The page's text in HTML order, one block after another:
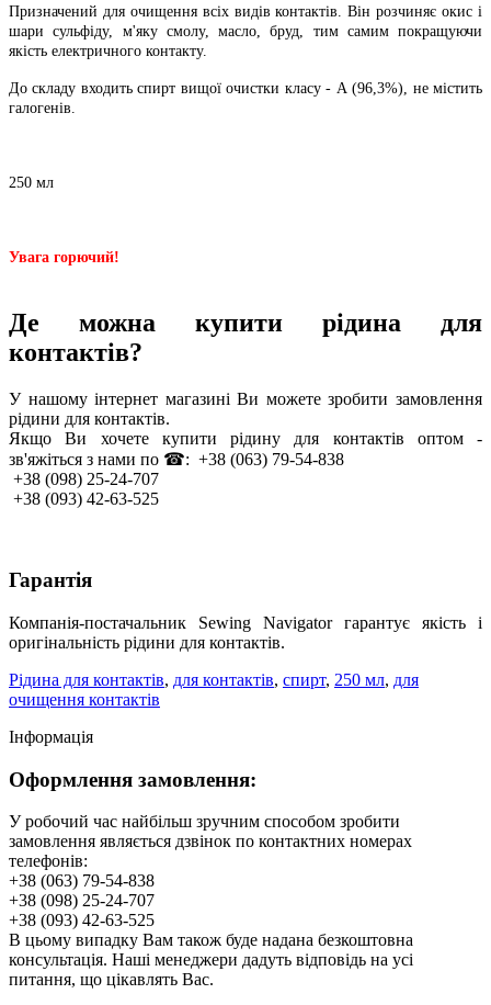
Призначений для очищення всіх видів контактів. Він розчиняє окис і
шари сульфіду, м'яку смолу, масло, бруд, тим самим покращуючи
якість електричного контакту.
До складу входить спирт вищої очистки класу - А (96,3%), не містить
галогенів.
250 мл
Увага горючий!
Де можна купити рідина для
контактів?
У нашому інтернет магазині Ви можете зробити замовлення
рідини для контактів.
Якщо Ви хочете купити рідину для контактів оптом -
зв'яжіться з нами по ☎: +38 (063) 79-54-838
+38 (098) 25-24-707
+38 (093) 42-63-525
Гарантія
Компанія-постачальник Sewing Navigator гарантує якість і
оригінальність рідини для контактів.
Рідина для контактів, для контактів, спирт, 250 мл, для
очищення контактів
Інформація
Оформлення замовлення:
У робочий час найбільш зручним способом зробити
замовлення являється дзвінок по контактних номерах
телефонів:
+38 (063) 79-54-838
+38 (098) 25-24-707
+38 (093) 42-63-525
В цьому випадку Вам також буде надана безкоштовна
консультація. Наші менеджери дадуть відповідь на усі
питання, що цікавлять Вас.